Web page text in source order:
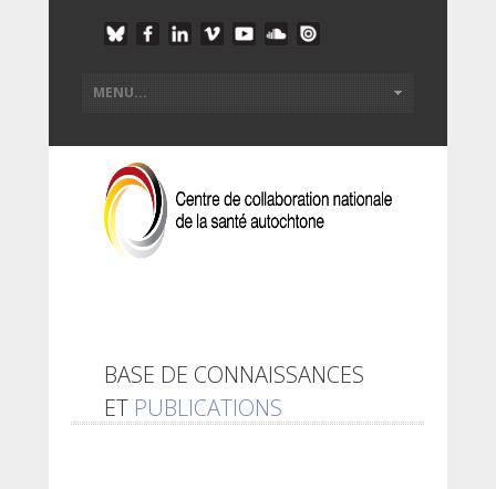
BASE DE CONNAISSANCES
ET PUBLICATIONS